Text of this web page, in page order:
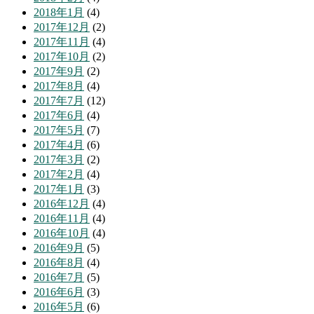
2018年1月 (4)
2017年12月 (2)
2017年11月 (4)
2017年10月 (2)
2017年9月 (2)
2017年8月 (4)
2017年7月 (12)
2017年6月 (4)
2017年5月 (7)
2017年4月 (6)
2017年3月 (2)
2017年2月 (4)
2017年1月 (3)
2016年12月 (4)
2016年11月 (4)
2016年10月 (4)
2016年9月 (5)
2016年8月 (4)
2016年7月 (5)
2016年6月 (3)
2016年5月 (6)